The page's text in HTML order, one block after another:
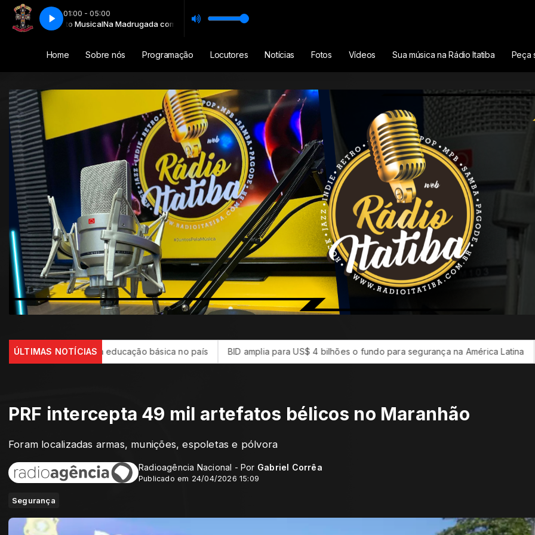
01:00 - 05:00
Musical Na Madrugada com Suplemento Musical
Child O' MineGuns N' Roses - Sweet Child O' Mine
Home Sobre nós Programação Locutores Notícias Fotos Vídeos Sua música na Rádio Itatiba Peça
ÚLTIMAS NOTÍCIAS
da educação básica no país BID amplia para US$ 4 bilhões o fundo para segurança na América Latina CBF reforça
PRF intercepta 49 mil artefatos bélicos no Maranhão
Foram localizadas armas, munições, espoletas e pólvora
Radioagência Nacional - Por Gabriel Corrêa
Publicado em 24/04/2026 15:09
Segurança